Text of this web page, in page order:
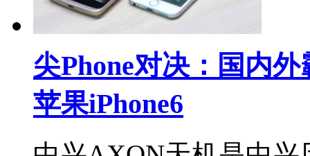
尖Phone对决：国内
苹果iPhone6